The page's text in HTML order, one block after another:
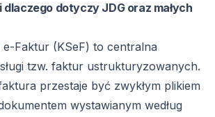
dlaczego dotyczy JDG oraz małych
e-Faktur (KSeF) to centralna
tzw. faktur ustrukturyzowanych.
przestaje być zwykłym plikiem
wystawianym według